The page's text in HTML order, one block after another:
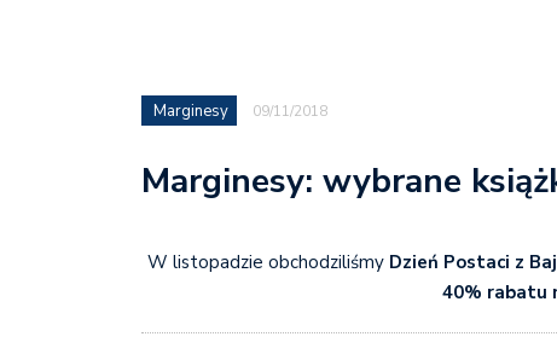
Marginesy 09/11/2018
Marginesy: wybrane
W listopadzie obchodziliśmy Dzień Postaci z
40% rabatu